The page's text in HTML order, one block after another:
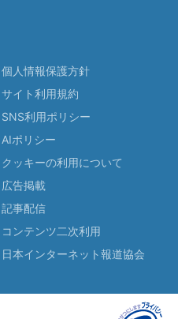
個人情報保護方針
サイト利用規約
SNS利用ポリシー
AIポリシー
クッキーの利用について
広告掲載
記事配信
コンテンツ二次利用
日本インターネット報道協会